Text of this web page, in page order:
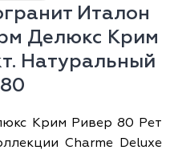
Италон
Делюкс Крим
Натуральный
Крим Ривер 80 Рет
Charme Deluxe